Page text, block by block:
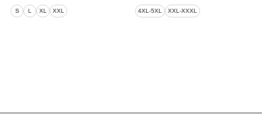
S L XL XXL 4XL-5XL XXL-XXXL